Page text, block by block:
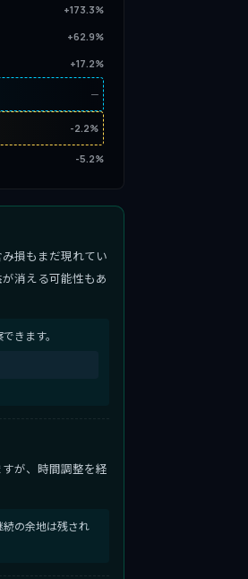
+173.3%
+62.9%
+17.2%
─
-2.2%
-5.2%
損もまだ現れてい
消える可能性もあ
きます。
が、時間調整を経
の余地は残され